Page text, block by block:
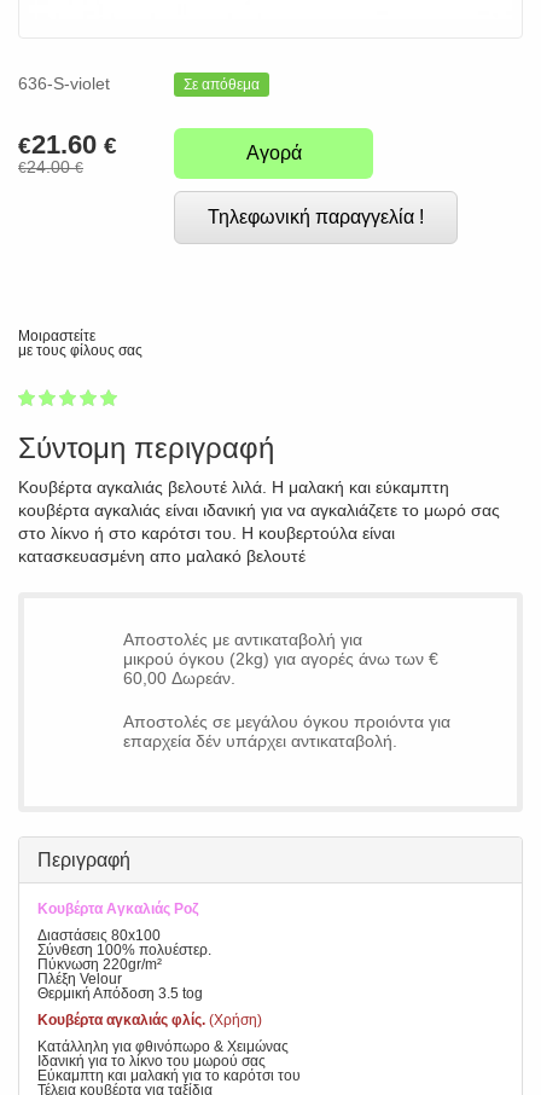
636-S-violet Σε απόθεμα
€21.60 €
€24.00€
Αγορά
Τηλεφωνική παραγγελία !
Μοιραστείτε
με τους φίλους σας
1
2
3
4
5
Σύντομη περιγραφή
Κουβέρτα αγκαλιάς βελουτέ λιλά. Η μαλακή και εύκαμπτη
κουβέρτα αγκαλιάς είναι ιδανική για να αγκαλιάζετε το μωρό σας
στο λίκνο ή στο καρότσι του. Η κουβερτούλα είναι
κατασκευασμένη απο μαλακό βελουτέ
Αποστολές με αντικαταβολή για
μικρού όγκου (2kg) για αγορές άνω των €
60,00 Δωρεάν.
Αποστολές σε μεγάλου όγκου προιόντα για
επαρχεία δέν υπάρχει αντικαταβολή.
Περιγραφή
Κουβέρτα Αγκαλιάς Ροζ
Διαστάσεις 80x100
Σύνθεση 100% πολυέστερ.
Πύκνωση 220gr/m²
Πλέξη Velour
Θερμική Απόδοση 3.5 tog
Κουβέρτα αγκαλιάς φλίς. (Χρήση)
Κατάλληλη για φθινόπωρο & Χειμώνας
Ιδανική για το λίκνο του μωρού σας
Εύκαμπτη και μαλακή για το καρότσι του
Τέλεια κουβέρτα για ταξίδια